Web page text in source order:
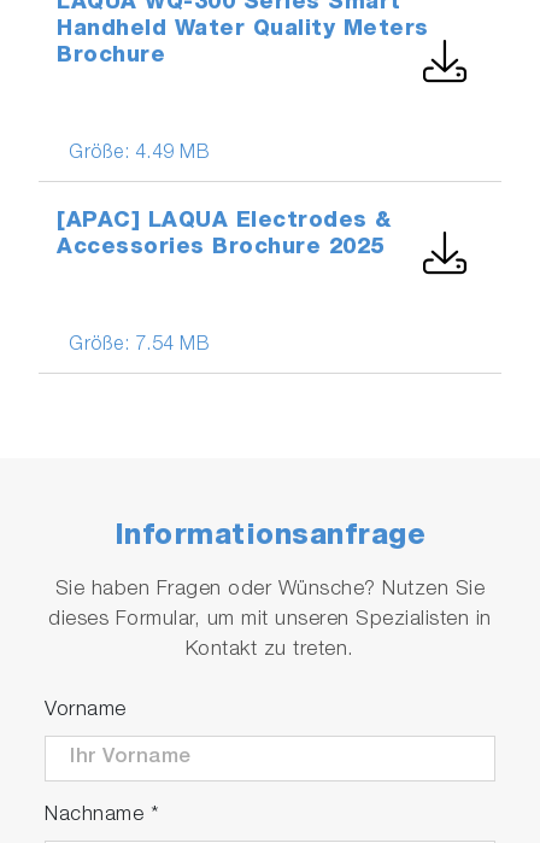
Größe: 4.49 MB
Handheld Water Quality Meters
Brochure
Größe: 7.54 MB
[APAC] LAQUA Electrodes &
Accessories Brochure 2025
Informationsanfrage
Sie haben Fragen oder Wünsche? Nutzen Sie
dieses Formular, um mit unseren Spezialisten in
Kontakt zu treten.
Vorname
Nachname *